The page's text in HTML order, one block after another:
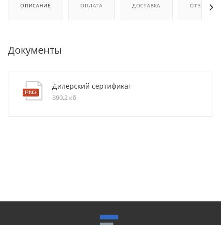
ОПИСАНИЕ ОПЛАТА ДОСТАВКА ОТЗЫВЫ
Документы
Дилерский сертификат
390,2 кб